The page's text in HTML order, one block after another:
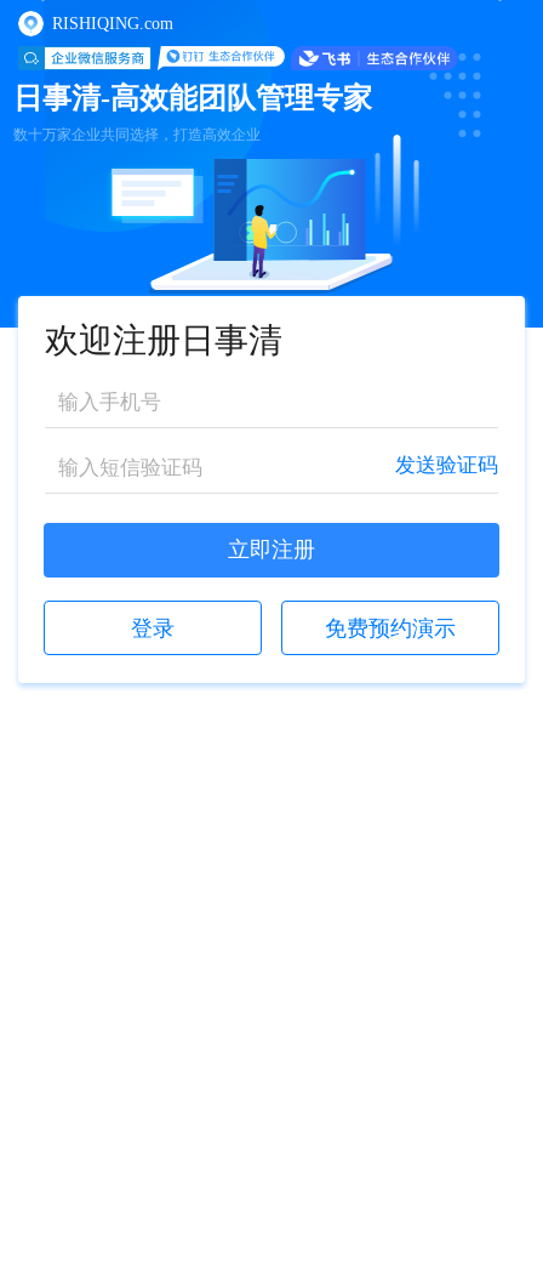
RISHIQING.com
日事清-高效能团队管理专家
数十万家企业共同选择，打造高效企业
欢迎注册日事清
发送验证码
立即注册
登录 免费预约演示